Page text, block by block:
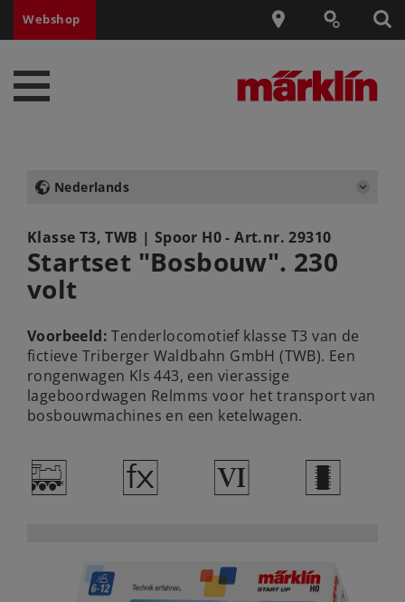
Webshop
Nederlands
Klasse T3, TWB | Spoor H0 - Art.nr.29310
Startset "Bosbouw". 230
volt
Voorbeeld: Tenderlocomotief klasse T3 van de
fictieve Triberger Waldbahn GmbH (TWB). Een
rongenwagen Kls 443, een vierassige
lageboordwagen Relmms voor het transport van
bosbouwmachines en een ketelwagen.
/ d 8 b